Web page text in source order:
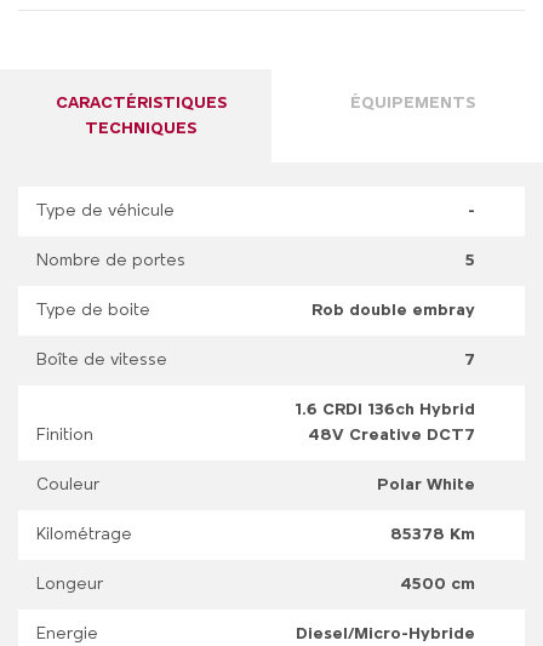
CARACTÉRISTIQUES
TECHNIQUES
ÉQUIPEMENTS
Type de véhicule -
Nombre de portes 5
Type de boite Rob double embray
Boîte de vitesse 7
Finition
1.6 CRDI 136ch Hybrid
48V Creative DCT7
Couleur Polar White
Kilométrage 85378 Km
Longeur 4500 cm
Energie Diesel/Micro-Hybride